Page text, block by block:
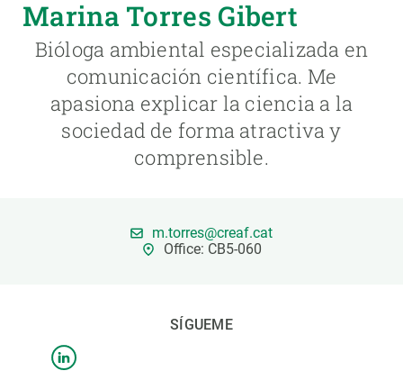
Marina Torres Gibert
Bióloga ambiental especializada en
comunicación científica. Me
apasiona explicar la ciencia a la
sociedad de forma atractiva y
comprensible.
m.torres@creaf.cat
Office: CB5-060
SÍGUEME
ÚNETE A NOSOTROS
NOTICIAS Y AGENDA